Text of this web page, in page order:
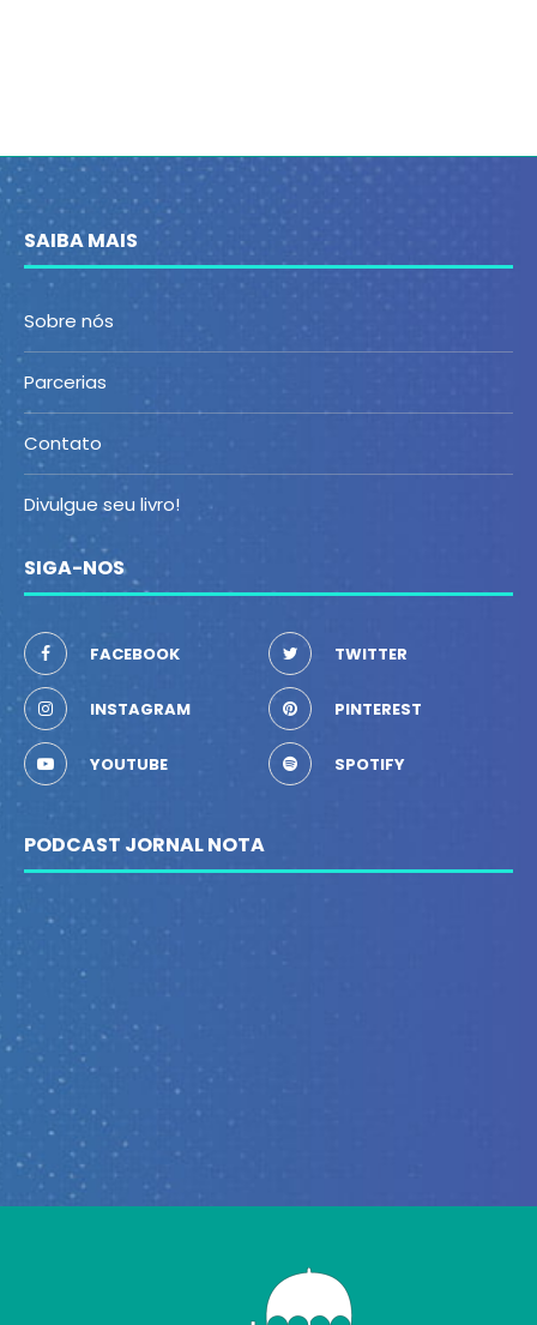
SAIBA MAIS
Sobre nós
Parcerias
Contato
Divulgue seu livro!
SIGA-NOS
FACEBOOK TWITTER
INSTAGRAM PINTEREST
YOUTUBE SPOTIFY
PODCAST JORNAL NOTA